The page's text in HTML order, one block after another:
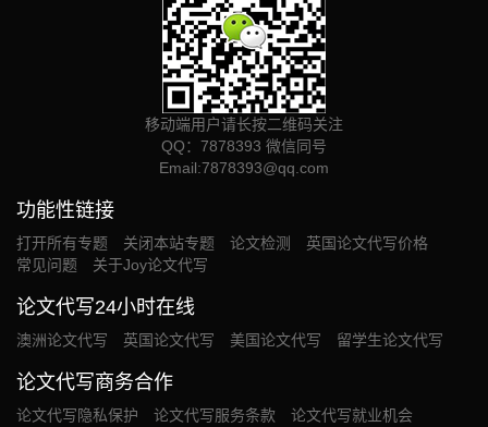
移动端用户请长按二维码关注
QQ：7878393 微信同号
Email:7878393@qq.com
功能性链接
打开所有专题 关闭本站专题 论文检测
英国论文代写价格
常见问题
关于Joy论文代写
论文代写24小时在线
澳洲论文代写 英国论文代写 美国论文代写 留学生论文代写
论文代写商务合作
论文代写隐私保护 论文代写服务条款 论文代写就业机会